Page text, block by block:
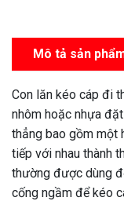
Mô tả sản
Con lăn kéo cáp đi
nhôm hoặc nhựa
thẳng bao gồm một
tiếp với nhau thành
thường được dùng
cống ngầm để kéo